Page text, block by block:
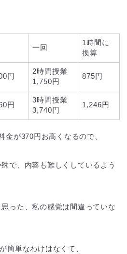
一回
1時間に
換算
円
2時間授業
1,750円
875円
円
3時間授業
3,740円
1,246円
金が370円お高くなるので、
で、内容も難しくしているよう
った、私の感覚は間違っていな
簡単なわけはなくて、